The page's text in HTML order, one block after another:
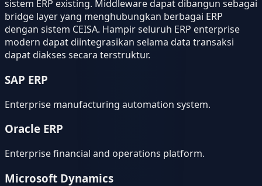
sistem ERP existing. Middleware dapat dibangun sebagai
bridge layer yang menghubungkan berbagai ERP
dengan sistem CEISA. Hampir seluruh ERP enterprise
modern dapat diintegrasikan selama data transaksi
dapat diakses secara terstruktur.
SAP ERP
Enterprise manufacturing automation system.
Oracle ERP
Enterprise financial and operations platform.
Microsoft Dynamics